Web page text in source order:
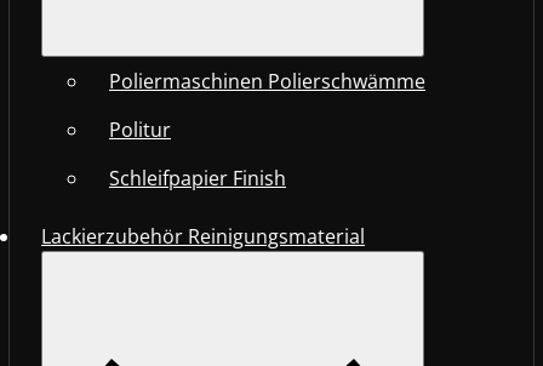
Poliermaschinen Polierschwämme
Politur
Schleifpapier Finish
Lackierzubehör Reinigungsmaterial